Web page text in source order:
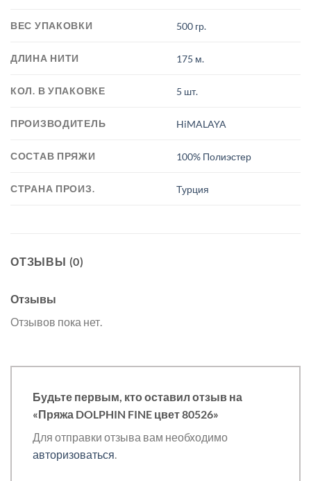
ВЕС УПАКОВКИ 500 гр.
ДЛИНА НИТИ 175 м.
КОЛ. В УПАКОВКЕ 5 шт.
ПРОИЗВОДИТЕЛЬ HiMALAYA
СОСТАВ ПРЯЖИ 100% Полиэстер
СТРАНА ПРОИЗ. Турция
ОТЗЫВЫ (0)
Отзывы
Отзывов пока нет.
Будьте первым, кто оставил отзыв на
«Пряжа DOLPHIN FINE цвет 80526»
Для отправки отзыва вам необходимо
авторизоваться.